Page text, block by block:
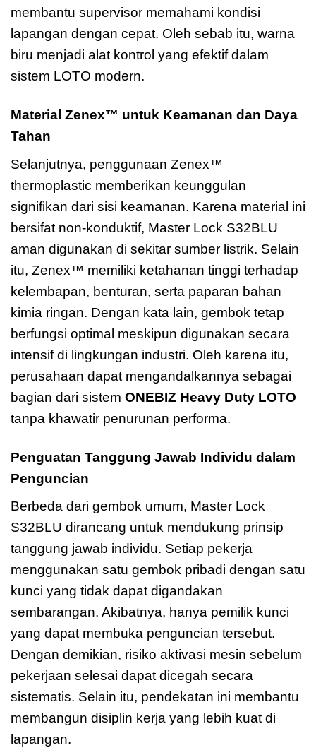
membantu supervisor memahami kondisi
lapangan dengan cepat. Oleh sebab itu, warna
biru menjadi alat kontrol yang efektif dalam
sistem LOTO modern.
Material Zenex™ untuk Keamanan dan Daya
Tahan
Selanjutnya, penggunaan Zenex™
thermoplastic memberikan keunggulan
signifikan dari sisi keamanan. Karena material ini
bersifat non-konduktif, Master Lock S32BLU
aman digunakan di sekitar sumber listrik. Selain
itu, Zenex™ memiliki ketahanan tinggi terhadap
kelembapan, benturan, serta paparan bahan
kimia ringan. Dengan kata lain, gembok tetap
berfungsi optimal meskipun digunakan secara
intensif di lingkungan industri. Oleh karena itu,
perusahaan dapat mengandalkannya sebagai
bagian dari sistem ONEBIZ Heavy Duty LOTO
tanpa khawatir penurunan performa.
Penguatan Tanggung Jawab Individu dalam
Penguncian
Berbeda dari gembok umum, Master Lock
S32BLU dirancang untuk mendukung prinsip
tanggung jawab individu. Setiap pekerja
menggunakan satu gembok pribadi dengan satu
kunci yang tidak dapat digandakan
sembarangan. Akibatnya, hanya pemilik kunci
yang dapat membuka penguncian tersebut.
Dengan demikian, risiko aktivasi mesin sebelum
pekerjaan selesai dapat dicegah secara
sistematis. Selain itu, pendekatan ini membantu
membangun disiplin kerja yang lebih kuat di
lapangan.